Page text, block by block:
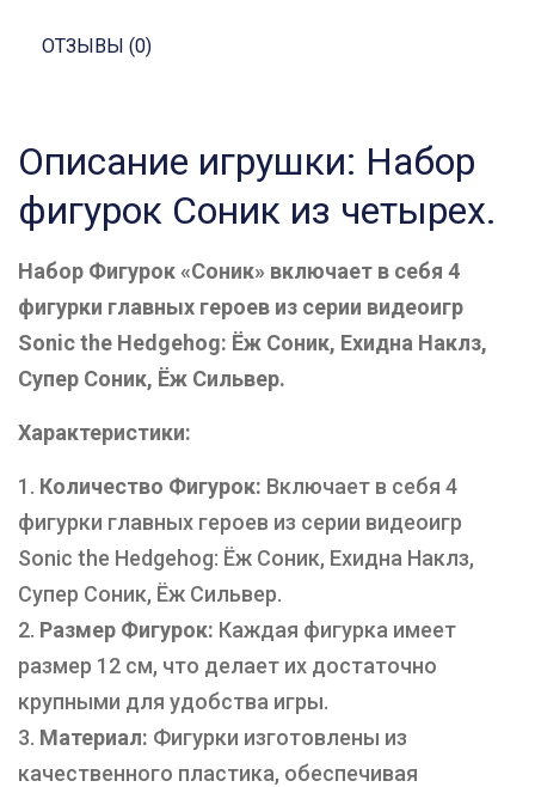
ОТЗЫВЫ (0)
Описание игрушки: Набор
фигурок Соник из четырех.
Набор Фигурок «Соник» включает в себя 4
фигурки главных героев из серии видеоигр
Sonic the Hedgehog: Ёж Соник, Ехидна Наклз,
Супер Соник, Ёж Сильвер.
Характеристики:
Количество Фигурок: Включает в себя 4
фигурки главных героев из серии видеоигр
Sonic the Hedgehog: Ёж Соник, Ехидна Наклз,
Супер Соник, Ёж Сильвер.
Размер Фигурок: Каждая фигурка имеет
размер 12 см, что делает их достаточно
крупными для удобства игры.
Материал: Фигурки изготовлены из
качественного пластика, обеспечивая